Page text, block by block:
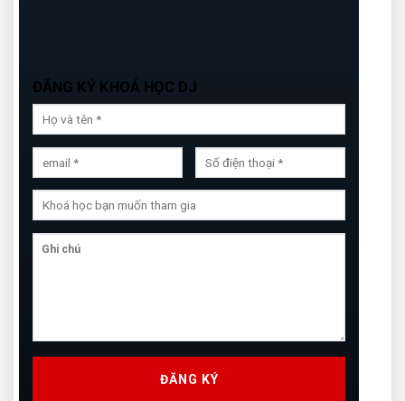
ĐĂNG KÝ KHOÁ HỌC DJ